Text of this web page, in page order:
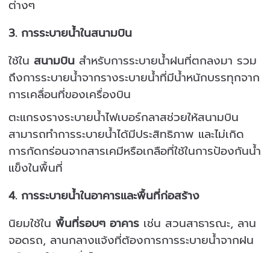
ต่างๆ
3. การระบายน้ำในสนามบิน
ใช้ในสนามบิน สำหรับการระบายน้ำฝนที่ตกลงมา รวม
ถึงการระบายน้ำจากรางระบายน้ำที่มีน้ำหนักบรรทุกจาก
การเคลื่อนที่ของเครื่องบิน
ตะแกรงรางระบายน้ำไฟเบอร์กลาสช่วยให้สนามบิน
สามารถทำการระบายน้ำได้มีประสิทธิภาพ และไม่เกิด
การกัดกร่อนจากสารเคมีหรือเกลือที่ใช้ในการป้องกันน้ำ
แข็งในพื้นที่
4. การระบายน้ำในอาคารและพื้นที่ก่อสร้าง
นิยมใช้ในพื้นที่รอบๆ อาคาร เช่น สวนสาธารณะ, ลาน
จอดรถ, ลานกลางแจ้งที่ต้องการการระบายน้ำจากฝน